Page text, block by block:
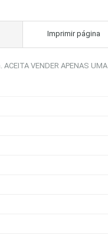
Imprimir página
VENDER APENAS UMA